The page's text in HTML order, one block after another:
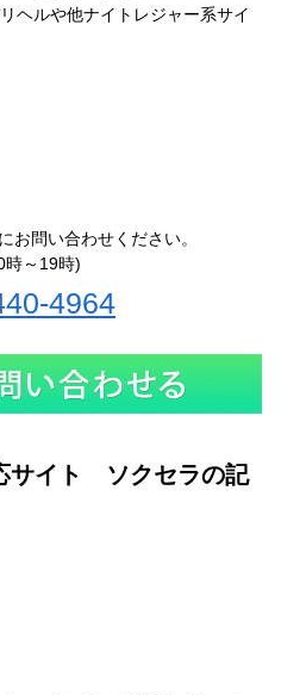
ヘルや他ナイトレジャー系サイ
お問い合わせください。
時～19時)
4964
サイト ソクセラの記